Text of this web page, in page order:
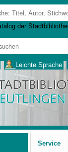
___Leichte Sprache
Service